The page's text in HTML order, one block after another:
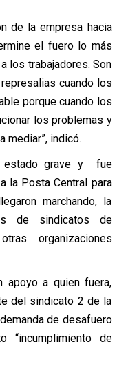
de la empresa hacia
el fuero lo más
los trabajadores. Son
cuando los
porque cuando los
los problemas y
mediar”, indicó.
estado grave y fue
la Posta Central para
marchando, la
de sindicatos de
organizaciones
apoyo a quien fuera,
del sindicato 2 de la
de desafuero
“incumplimiento de